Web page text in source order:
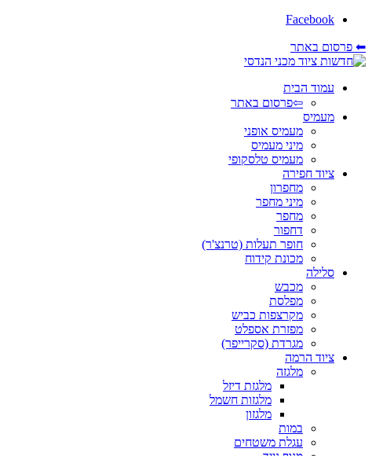
Facebook
⬅ פרסום באתר
עמוד הבית
⇦פרסום באתר
מעמיס
מעמיס אופני
מיני מעמיס
מעמיס טלסקופי
ציוד חפירה
מחפרון
מיני מחפר
מחפר
דחפור
חופר תעלות (טרנצ'ר)
מכונת קידוח
סלילה
מכבש
מפלסת
מקרצפות כביש
מפזרת אספלט
מגרדת (סקרייפר)
ציוד הרמה
מלגזה
מלגזת דיזל
מלגזות חשמל
מלגזון
במות
עגלת משטחים